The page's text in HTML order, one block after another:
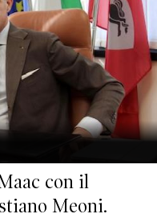
con il
Meoni.